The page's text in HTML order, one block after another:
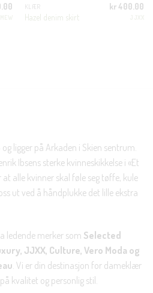
KLÆR
Hazel denim skirt
kr400.00
ligger på Arkaden i Skien sentrum.
Ibsens sterke kvinneskikkelse i «Et
alle kvinner skal føle seg tøffe, kule
ut ved å håndplukke det lille ekstra
ledende merker som Selected
JJXX, Culture, Vero Moda og
. Vi er din destinasjon for dameklær
kvalitet og personlig stil.
i dag. Som medlem får du 10%